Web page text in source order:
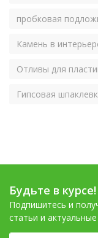
пробковая
Камень в
Отливы для
Гипсовая
Будьте в курсе!
Подпишитесь и
статьи и